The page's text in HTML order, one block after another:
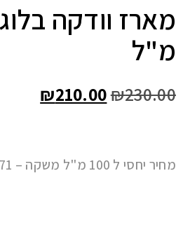
מ"ל
₪230.00
₪210.00
מחיר יחסי ל 100 מ"ל משקה – 15.71